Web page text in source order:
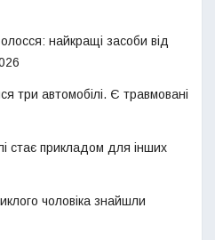
найкращі засоби від
три автомобілі. Є травмовані
стає прикладом для інших
чоловіка знайшли